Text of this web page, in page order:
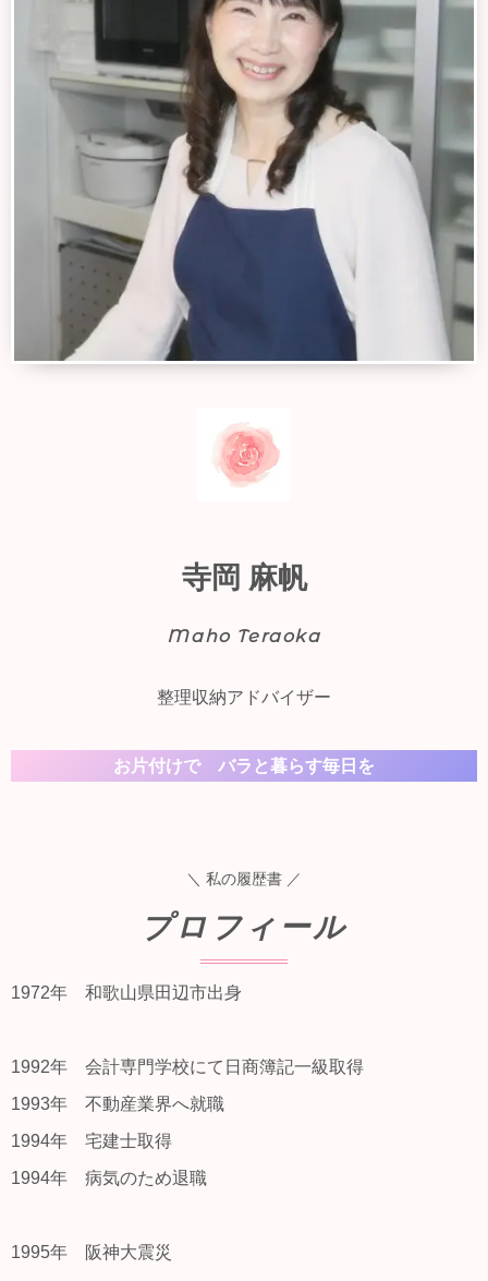
寺岡 麻帆
Maho Teraoka
整理収納アドバイザー
お片付けで バラと暮らす毎日を
＼ 私の履歴書 ／
プロフィール
1972年 和歌山県田辺市出身
1992年 会計専門学校にて日商簿記一級取得
1993年 不動産業界へ就職
1994年 宅建士取得
1994年 病気のため退職
1995年 阪神大震災